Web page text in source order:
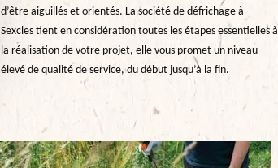
d’être aiguillés et orientés. La société de défrichage à
Sexcles tient en considération toutes les étapes essentielles à
la réalisation de votre projet, elle vous promet un niveau
élevé de qualité de service, du début jusqu’à la fin.